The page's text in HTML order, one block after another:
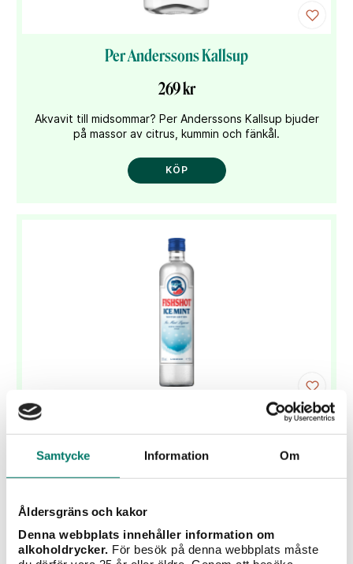
Samtycke Information Om
Åldersgräns och kakor
Denna webbplats innehåller information om
alkoholdrycker. För besök på denna webbplats måste
Per Anderssons Kallsup
269 kr
Akvavit till midsommar? Per Anderssons Kallsup bjuder
på massor av citrus, kummin och fänkål.
KÖP
199 kr
Winter Edition. Ice Mint är en iskall mintkick som
väcker smaklökarna!
KÖP